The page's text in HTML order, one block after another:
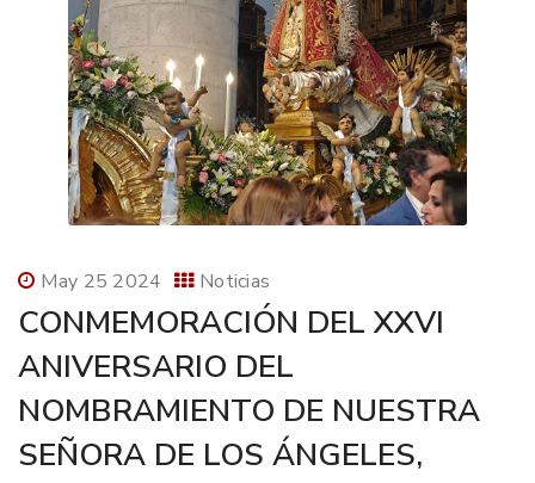
May 25 2024 Noticias
CONMEMORACIÓN DEL XXVI
ANIVERSARIO DEL
NOMBRAMIENTO DE NUESTRA
SEÑORA DE LOS ÁNGELES,